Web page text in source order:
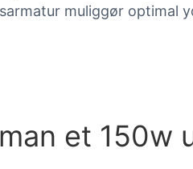
muliggør optimal
et 150w